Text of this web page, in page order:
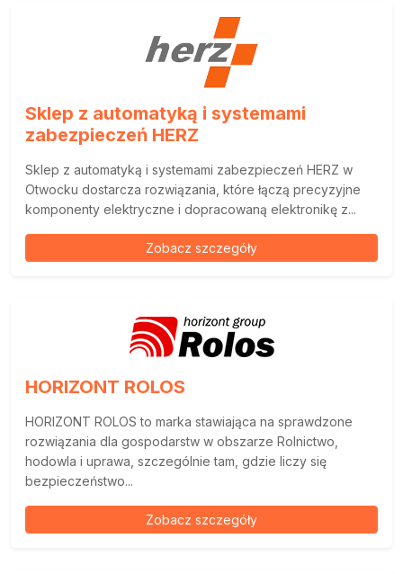
Sklep z automatyką i systemami
zabezpieczeń HERZ
Sklep z automatyką i systemami zabezpieczeń HERZ w
Otwocku dostarcza rozwiązania, które łączą precyzyjne
komponenty elektryczne i dopracowaną elektronikę z...
Zobacz szczegóły
HORIZONT ROLOS
HORIZONT ROLOS to marka stawiająca na sprawdzone
rozwiązania dla gospodarstw w obszarze Rolnictwo,
hodowla i uprawa, szczególnie tam, gdzie liczy się
bezpieczeństwo...
Zobacz szczegóły